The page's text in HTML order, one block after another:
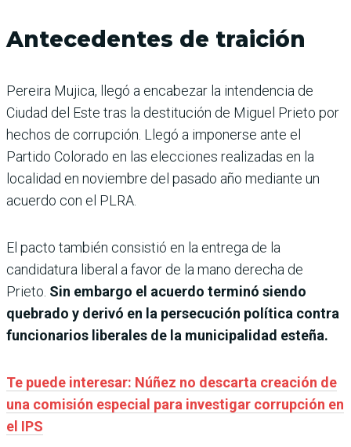
Antecedentes de traición
Pereira Mujica, llegó a encabezar la intendencia de
Ciudad del Este tras la destitución de Miguel Prieto por
hechos de corrupción. Llegó a imponerse ante el
Partido Colorado en las elecciones realizadas en la
localidad en noviembre del pasado año mediante un
acuerdo con el PLRA.
El pacto también consistió en la entrega de la
candidatura liberal a favor de la mano derecha de
Prieto. Sin embargo el acuerdo terminó siendo
quebrado y derivó en la persecución política contra
funcionarios liberales de la municipalidad esteña.
Te puede interesar: Núñez no descarta creación de
una comisión especial para investigar corrupción en
el IPS